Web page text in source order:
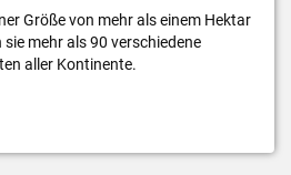
Größe von mehr als einem Hektar
sie mehr als 90 verschiedene
aller Kontinente.